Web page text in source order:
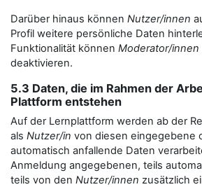
Darüber hinaus können Nutzer/innen
Profil weitere persönliche Daten
Funktionalität können Moderator/innen
deaktivieren.
5.3 Daten, die im Rahmen der
Plattform entstehen
Auf der Lernplattform werden ab der
als Nutzer/in von diesen eingegebene
automatisch anfallende Daten
Anmeldung angegebenen, teils
teils von den Nutzer/innen zusätzlich